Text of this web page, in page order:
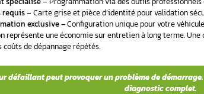
Les modèles de clé électronique récents
nécessiter une reprogrammation complète
1.3. Dysfonctionnements
Puce défectueuse–Le transpondeur
Non-reconnaissance– Votre signature